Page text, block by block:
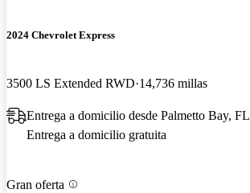
2024 Chevrolet Express
3500 LS Extended RWD 14,736 millas
Entrega a domicilio desde Palmetto Bay, FL
Entrega a domicilio gratuita
Gran oferta